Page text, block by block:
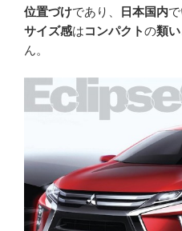
位置づけであり、 日本国内
サイズ感はコンパクトの類い
ん。